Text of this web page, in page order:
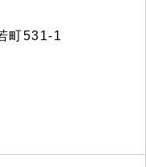
町531-1